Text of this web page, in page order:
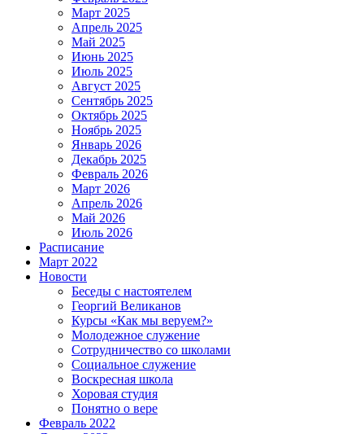
Март 2025
Апрель 2025
Май 2025
Июнь 2025
Июль 2025
Август 2025
Сентябрь 2025
Октябрь 2025
Ноябрь 2025
Январь 2026
Декабрь 2025
Февраль 2026
Март 2026
Апрель 2026
Май 2026
Июль 2026
Расписание
Март 2022
Новости
Беседы с настоятелем
Георгий Великанов
Курсы «Как мы веруем?»
Молодежное служение
Сотрудничество со школами
Социальное служение
Воскресная школа
Хоровая студия
Понятно о вере
Февраль 2022